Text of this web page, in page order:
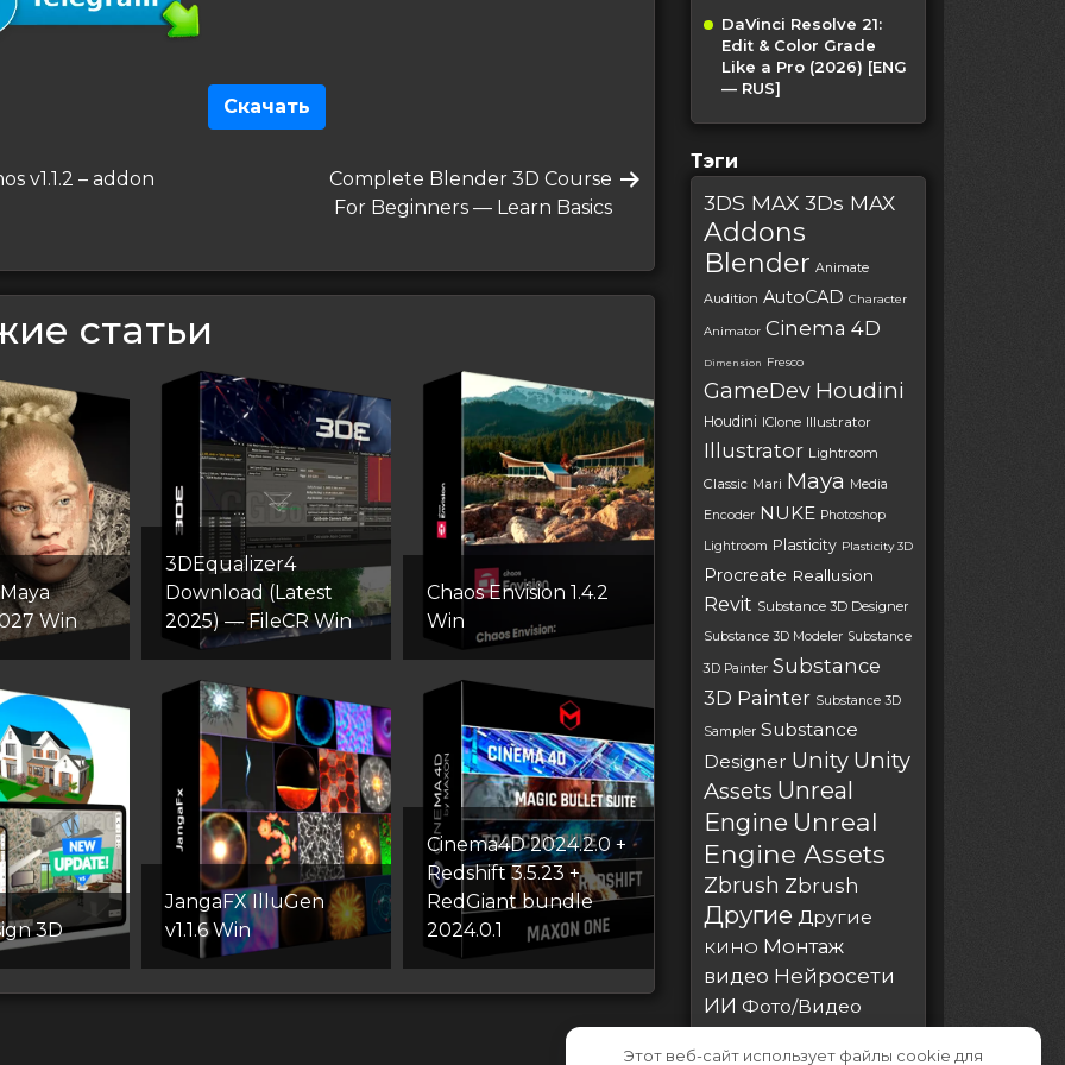
Скачать
v1.1.2 – addon
Следующая
запись
Complete Blender 3D Course
For Beginners — Learn Basics
статьи
Win
3DEqualizer4
Download (Latest
2025) — FileCR Win
Chaos Envision 1.4.2
Win
3D
JangaFX IlluGen
v1.1.6 Win
Cinema4D 2024.2.0 +
Redshift 3.5.23 +
RedGiant bundle
2024.0.1
DaVinci Resolve 21:
Edit & Color Grade
Like a Pro (2026) [ENG
— RUS]
Тэги
3DS MAX 3Ds MAX
Addons
Blender Animate
Audition AutoCAD Character
Animator Cinema 4D
Dimension Fresco
GameDev Houdini
Houdini IClone Illustrator
Illustrator Lightroom
Classic Mari Maya
Media
Encoder NUKE Photoshop
Lightroom Plasticity Plasticity 3D
Procreate Reallusion
Revit Substance 3D Designer
Substance 3D Modeler Substance
3D Painter Substance
3D Painter Substance 3D
Sampler Substance
Designer Unity Unity
Assets Unreal
Engine Unreal
Engine Assets
Zbrush Zbrush
Другие Другие
КИНО Монтаж
видео Нейросети
ИИ Фото/Видео
Этот веб-сайт использует файлы cookie для